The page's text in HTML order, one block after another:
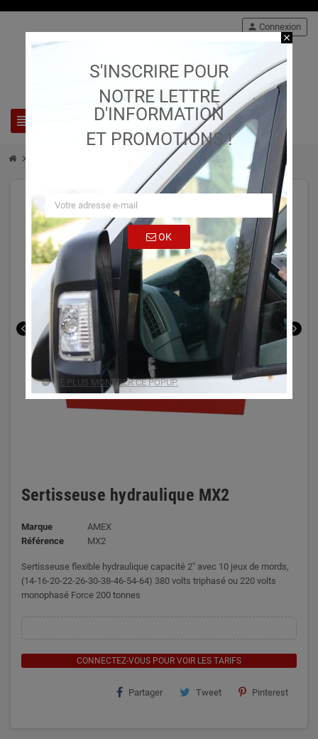
view_headline search
person Connexion
chevron_right Sertisseuse hydraulique MX2
chevron_left chevron_right
Sertisseuse hydraulique MX2
Marque
AMEX
Référence
MX2
Sertisseuse flexible hydraulique capacité 2" avec 10 jeux de mords,
(14-16-20-22-26-30-38-46-54-64) 380 volts triphasé ou 220 volts
monophasé Force 200 tonnes
CONNECTEZ-VOUS POUR VOIR LES TARIFS
Partager Tweet Pinterest
close
S'INSCRIRE POUR
NOTRE LETTRE
D'INFORMATION
ET PROMOTIONS !
OK
NE PLUS MONTRER CE POPUP.